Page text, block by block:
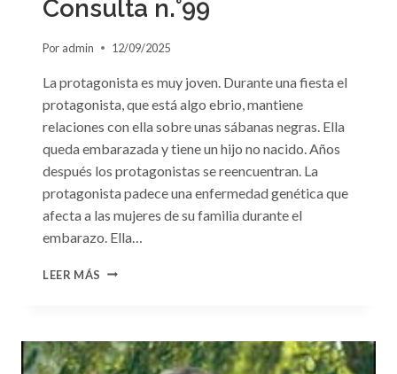
DARCY
Consulta n.°99
Por admin 12/09/2025
La protagonista es muy joven. Durante una fiesta el
protagonista, que está algo ebrio, mantiene
relaciones con ella sobre unas sábanas negras. Ella
queda embarazada y tiene un hijo no nacido. Años
después los protagonistas se reencuentran. La
protagonista padece una enfermedad genética que
afecta a las mujeres de su familia durante el
embarazo. Ella…
LEER MÁS CONSULTA